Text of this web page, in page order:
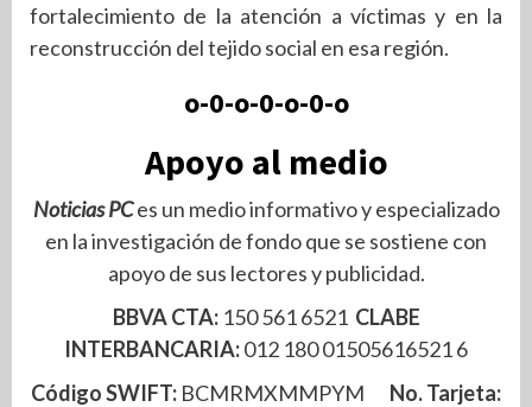
fortalecimiento de la atención a víctimas y en la
reconstrucción del tejido social en esa región.
o-0-o-0-o-0-o
Apoyo al medio
Noticias PCes un medio informativo y especializado
en la investigación de fondo que se sostiene con
apoyo de sus lectores y publicidad.
BBVA CTA: 150 561 6521 CLABE
INTERBANCARIA:012 180 01505616521 6
Código SWIFT: BCMRMXMMPYM No. Tarjeta: